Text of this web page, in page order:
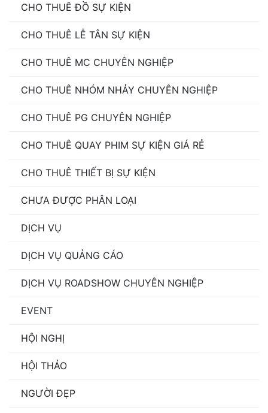
CHO THUÊ ĐỒ SỰ KIỆN
CHO THUÊ LỄ TÂN SỰ KIỆN
CHO THUÊ MC CHUYÊN NGHIỆP
CHO THUÊ NHÓM NHẢY CHUYÊN NGHIỆP
CHO THUÊ PG CHUYÊN NGHIỆP
CHO THUÊ QUAY PHIM SỰ KIỆN GIÁ RẺ
CHO THUÊ THIẾT BỊ SỰ KIỆN
CHƯA ĐƯỢC PHÂN LOẠI
DỊCH VỤ
DỊCH VỤ QUẢNG CÁO
DỊCH VỤ ROADSHOW CHUYÊN NGHIỆP
EVENT
HỘI NGHỊ
HỘI THẢO
NGƯỜI ĐẸP